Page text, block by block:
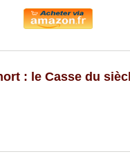
: le Casse du